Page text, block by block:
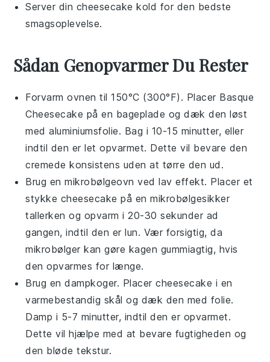
Server din cheesecake kold for den bedste
smagsoplevelse.
Sådan Genopvarmer Du Rester
Forvarm ovnen til 150°C (300°F). Placer Basque
Cheesecake på en bageplade og dæk den løst
medaluminiumsfolie. Bag i 10-15 minutter, eller
indtil den er let opvarmet. Dette vil bevare den
cremede konsistens uden at tørre den ud.
Brug en mikrobølgeovn ved lav effekt. Placer et
stykke cheesecake på en mikrobølgesikker
tallerken og opvarm i 20-30 sekunder ad
gangen, indtil den er lun. Vær forsigtig, da
mikrobølger kan gøre kagen gummiagtig, hvis
den opvarmes for længe.
Brug endampkoger. Placercheesecake i en
varmebestandig skål og dæk den med folie.
Damp i 5-7 minutter, indtil den er opvarmet.
Dette vil hjælpe med at bevare fugtigheden og
den bløde tekstur.